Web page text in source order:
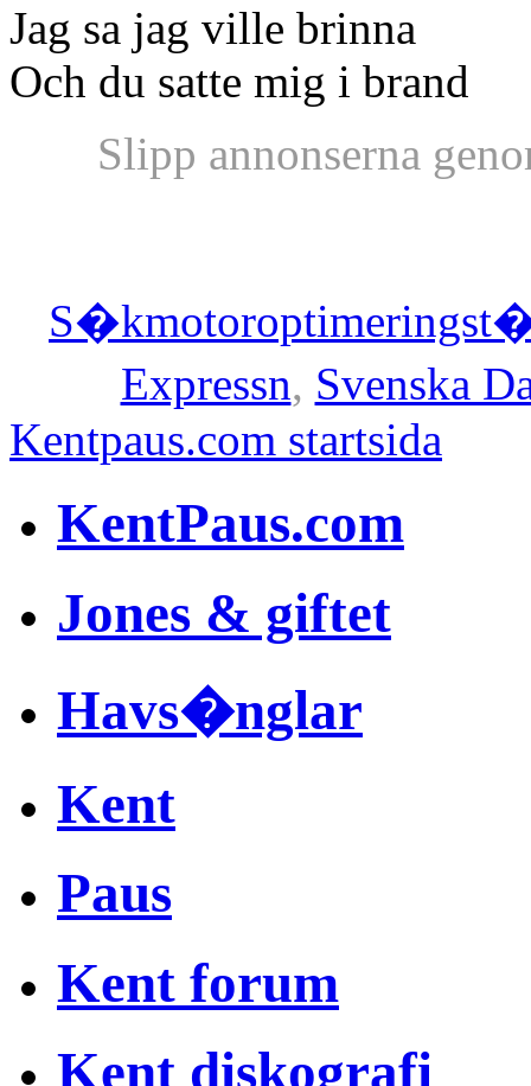
Jag sa jag ville brinna
Och du satte mig i brand
Slipp annonserna
Expressn, Svenska
Kentpaus.com startsida
KentPaus.com
Jones & giftet
Havs�nglar
Kent
Paus
Kent forum
Kent diskografi